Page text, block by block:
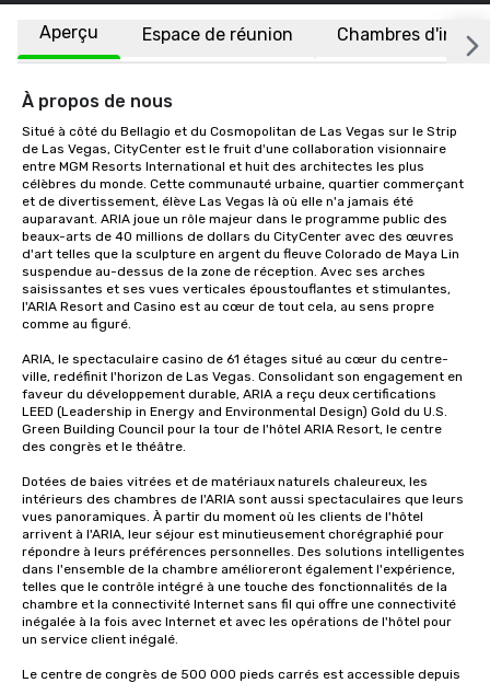
Aperçu Espace de réunion Chambres
À propos de nous
Situé à côté du Bellagio et du Cosmopolitan de Las Vegas sur le Strip
de Las Vegas, CityCenter est le fruit d'une collaboration visionnaire
entre MGM Resorts International et huit des architectes les plus
célèbres du monde. Cette communauté urbaine, quartier commerçant
et de divertissement, élève Las Vegas là où elle n'a jamais été
auparavant. ARIA joue un rôle majeur dans le programme public des
beaux-arts de 40 millions de dollars du CityCenter avec des œuvres
d'art telles que la sculpture en argent du fleuve Colorado de Maya Lin
suspendue au-dessus de la zone de réception. Avec ses arches
saisissantes et ses vues verticales époustouflantes et stimulantes,
l'ARIA Resort and Casino est au cœur de tout cela, au sens propre
comme au figuré.
ARIA, le spectaculaire casino de 61 étages situé au cœur du centre-
ville, redéfinit l'horizon de Las Vegas. Consolidant son engagement en
faveur du développement durable, ARIA a reçu deux certifications
LEED (Leadership in Energy and Environmental Design) Gold du U.S.
Green Building Council pour la tour de l'hôtel ARIA Resort, le centre
des congrès et le théâtre.
Dotées de baies vitrées et de matériaux naturels chaleureux, les
intérieurs des chambres de l'ARIA sont aussi spectaculaires que leurs
vues panoramiques. À partir du moment où les clients de l'hôtel
arrivent à l'ARIA, leur séjour est minutieusement chorégraphié pour
répondre à leurs préférences personnelles. Des solutions intelligentes
dans l'ensemble de la chambre amélioreront également l'expérience,
telles que le contrôle intégré à une touche des fonctionnalités de la
chambre et la connectivité Internet sans fil qui offre une connectivité
inégalée à la fois avec Internet et avec les opérations de l'hôtel pour
un service client inégalé.
Le centre de congrès de 500 000 pieds carrés est accessible depuis